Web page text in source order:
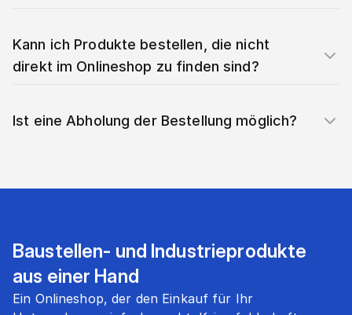
Kann ich Produkte bestellen, die nicht
direkt im Onlineshop zu finden sind?
Ist eine Abholung der Bestellung möglich?
Baustellen- und Industrieprodukte
aus einer Hand
Ein Onlineshop, der den Einkauf für Ihr